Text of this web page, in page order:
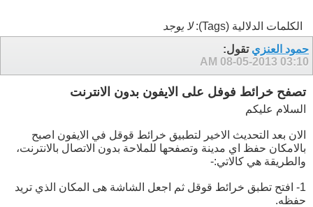
الكلمات الدلالية (Tags):
لا يوجد
حمود العنزي تقول:
08-05-2013 03:10 AM
تصفح خرائط فوفل على الايفون بدون الانترنت
السلام عليكم
الان بعد التحديث الاخير لتطبيق خرائط قوقل في الايفون اصبح
بالامكان حفظ اي مدينة وتصفحها للملاحة بدون الاتصال بالانترنت،
والطريقة هي كالاتي:-
1- افتح تطبق خرائط قوقل ثم اجعل الشاشة هى المكان الذي تريد
حفظه.